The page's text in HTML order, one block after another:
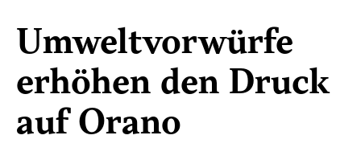
Umweltvorwürfe
erhöhen den Druck
auf Orano